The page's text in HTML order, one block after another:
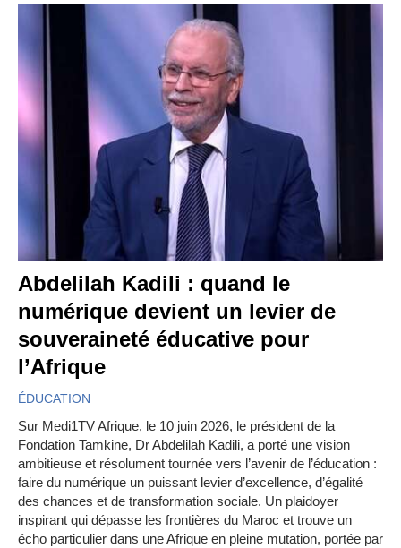
Abdelilah Kadili : quand le
numérique devient un levier de
souveraineté éducative pour
l’Afrique
ÉDUCATION
Sur Medi1TV Afrique, le 10 juin 2026, le président de la
Fondation Tamkine, Dr Abdelilah Kadili, a porté une vision
ambitieuse et résolument tournée vers l’avenir de l’éducation :
faire du numérique un puissant levier d’excellence, d’égalité
des chances et de transformation sociale. Un plaidoyer
inspirant qui dépasse les frontières du Maroc et trouve un
écho particulier dans une Afrique en pleine mutation, portée par